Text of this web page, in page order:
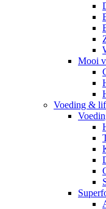
Mooi
Voeding &